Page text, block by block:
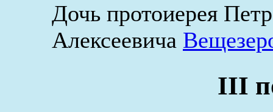
Дочь протоиерея
Алексеевича
III